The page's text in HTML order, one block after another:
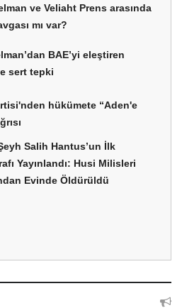
ve Veliaht Prens arasında
mı var?
BAE’yi eleştiren
sert tepki
hükümete “Aden'e
Salih Hantus’un İlk
Yayınlandı: Husi Milisleri
Evinde Öldürüldü